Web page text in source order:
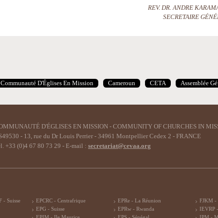
REV. DR. ANDRE
SECRETAIRE
Communauté D'Églises En Mission Cameroun CETA Assemblée
D'ÉGLISES EN MISSION - COMMUNITY OF CHURCHES IN
- 13, rue du Dr Louis Perrier - 34961 Montpellier Cedex 2 - FRANCE
+33 (0)4 67 80 73 29 - E-mail : secretariat@cevaa.org
- Suisse
EPCRC - Centrafrique
EPG - Suisse
EPRe - La Réunion
EPRw - Rwanda
FJKM -
IEVRP